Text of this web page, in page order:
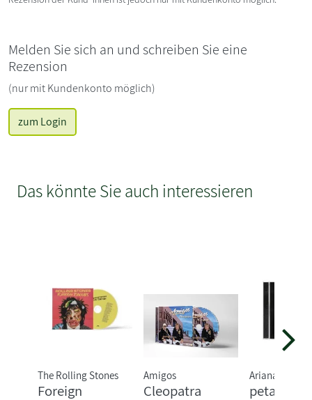
Melden Sie sich an und schreiben Sie eine
Rezension
(nur mit Kundenkonto möglich)
zum Login
Das könnte Sie auch interessieren
The Rolling Stones
Foreign
Amigos
Cleopatra
Ariana Grande
petal